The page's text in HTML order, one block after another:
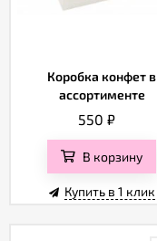
Коробка конфет в
ассортименте
550 ₽
В корзину
Купить в 1 клик